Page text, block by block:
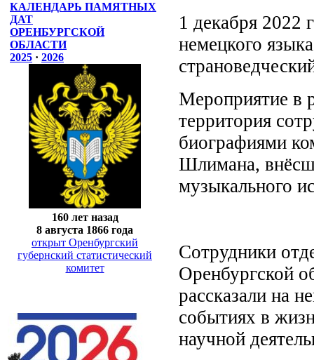
КАЛЕНДАРЬ ПАМЯТНЫХ
ДАТ
ОРЕНБУРГСКОЙ
ОБЛАСТИ
2025 · 2026
160 лет назад
8 августа 1866 года
открыт Оренбургский
губернский статистический
комитет
1 декабря 2022
немецкого
Мероприятие в
территория
биографиями
Шлимана,
музыкального
Сотрудники
Оренбургской
рассказали на
событиях в
научной